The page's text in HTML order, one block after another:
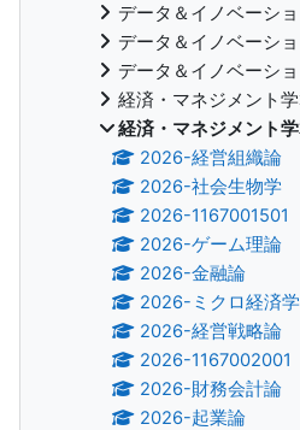
データ＆イノベーシ
データ＆イノベーシ
データ＆イノベーシ
経済・マネジメント
経済・マネジメント
2026-経営組織論
2026-社会生物学
2026-1167001501
2026-ゲーム理論
2026-金融論
2026-ミクロ経済学
2026-経営戦略論
2026-1167002001
2026-財務会計論
2026-起業論